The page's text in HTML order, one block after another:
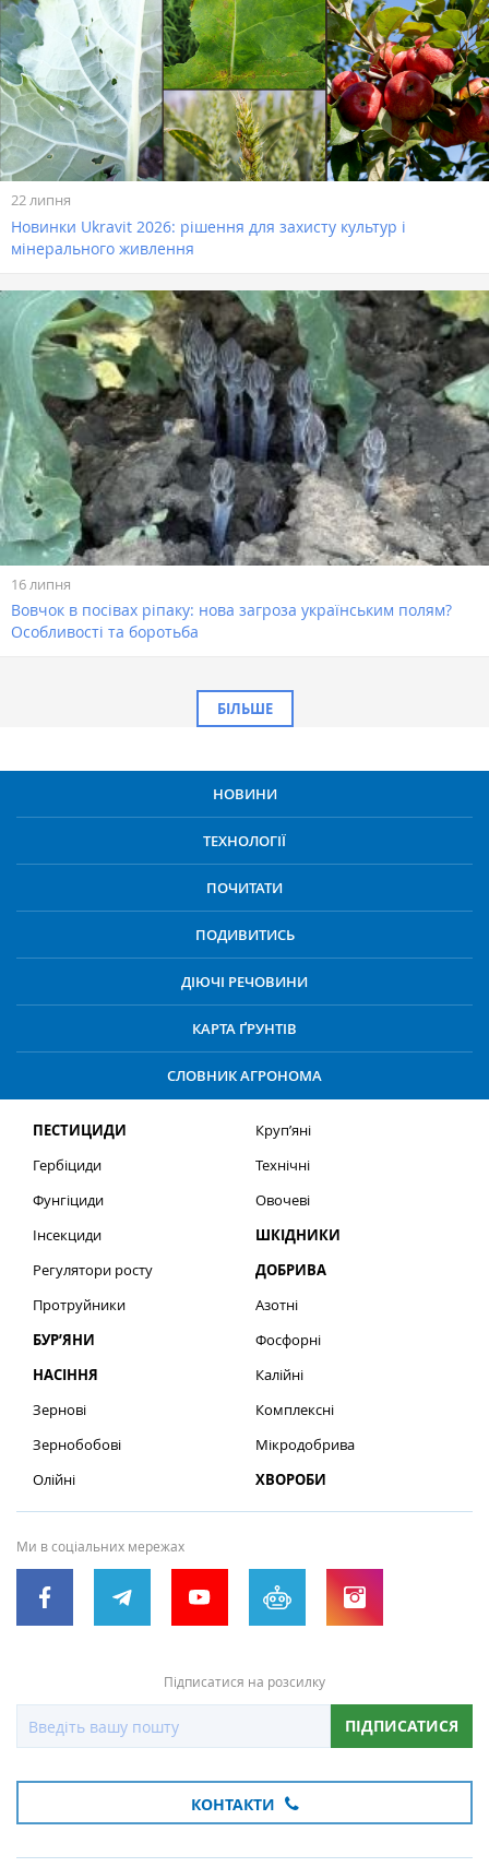
22 липня
Новинки Ukravit 2026: рішення для захисту культур і
мінерального живлення
16 липня
Вовчок в посівах ріпаку: нова загроза українським полям?
Особливості та боротьба
БІЛЬШЕ
НОВИНИ
ТЕХНОЛОГІЇ
ПОЧИТАТИ
ПОДИВИТИСЬ
ДІЮЧІ РЕЧОВИНИ
КАРТА ҐРУНТІВ
СЛОВНИК АГРОНОМА
ПЕСТИЦИДИ
Гербіциди
Фунгіциди
Інсекциди
Регулятори росту
Протруйники
БУР’ЯНИ
НАСІННЯ
Зернові
Зернобобові
Олійні
Круп’яні
Технічні
Овочеві
ШКІДНИКИ
ДОБРИВА
Азотні
Фосфорні
Калійні
Комплексні
Мікродобрива
ХВОРОБИ
Ми в соціальних мережах
Підписатися на розсилку
ПІДПИСАТИСЯ
КОНТАКТИ